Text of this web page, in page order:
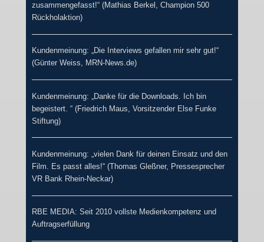
zusammengefasst!“ (Mathias Berkel, Champion 500
Rückholaktion)
Kundenmeinung: „Die Interviews gefallen mir sehr gut!“
(Günter Weiss, MRN-News.de)
Kundenmeinung: „Danke für die Downloads. Ich bin
begeistert. “ (Friedrich Maus, Vorsitzender Else Funke
Stiftung)
Kundenmeinung: „vielen Dank für deinen Einsatz und den
Film. Es passt alles!“ (Thomas Gleßner, Pressesprecher
VR Bank Rhein-Neckar)
RBE MEDIA: Seit 2010 vollste Medienkompetenz und
Auftragserfüllung